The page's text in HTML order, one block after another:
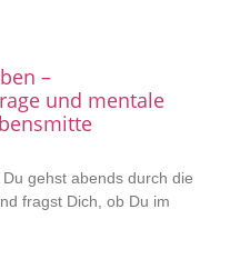
–
und mentale
gehst abends durch die
fragst Dich, ob Du im